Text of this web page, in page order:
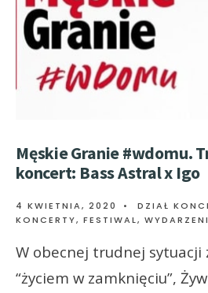
Męskie Granie #wdomu.
koncert: Bass Astral x Igo
4 KWIETNIA, 2020 • DZIAŁ
KONCERTY, FESTIWAL,
W obecnej trudnej sytuacji
“życiem w zamknięciu”,